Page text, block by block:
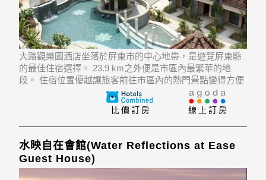
大路觀樂園酒店坐落於屏東市的中心地帶，是遊覽屏東縣
的最佳住宿選擇。 23.9 km之外便是市區內最繁華的地
段。 住宿位置優越讓旅客前往市區內的熱門景點變得方便
線上訂房
比價訂房
水映自在會館(Water Reflections at Ease
Guest House)